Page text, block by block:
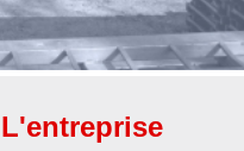
L'entreprise